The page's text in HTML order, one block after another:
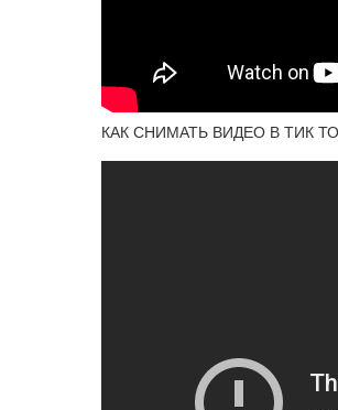
КАК СНИМАТЬ ВИДЕО В ТИК